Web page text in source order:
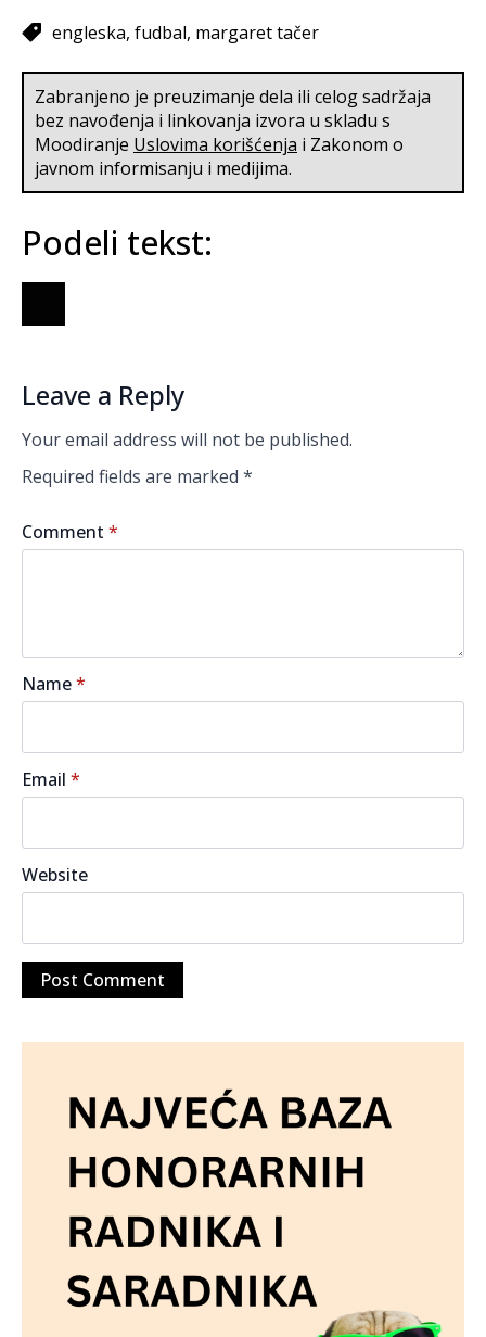
engleska fudbal margaret tačer
Zabranjeno je preuzimanje dela ili celog sadržaja
bez navođenja i linkovanja izvora u skladu s
Moodiranje Uslovima korišćenja i Zakonom o
javnom informisanju i medijima.
Podeli tekst:
Leave a Reply
Your email address will not be published.
Required fields are marked *
Comment *
Name*
Email *
Website